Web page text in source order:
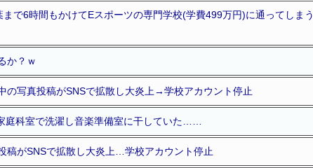
で6時間もかけてEスポーツの専門学校(学費499万円)に通ってしまう
か？ｗ
の写真投稿がSNSで拡散し大炎上→学校アカウント停止
庭科室で洗濯し音楽準備室に干していた……
稿がSNSで拡散し大炎上…学校アカウント停止